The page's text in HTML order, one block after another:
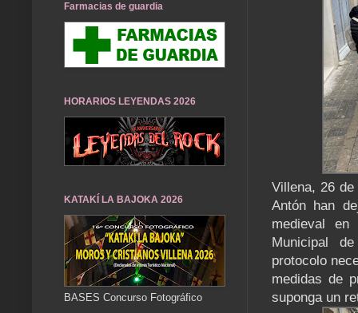
Villena, 26
Antón han
medieval
Municipal
protocolo
medidas de
suponga un
Farmacias de guardia
HORARIOS LEYENDAS 2026
KATAKÍ LA BAJOKA 2026
BASES Concurso Fotográfico